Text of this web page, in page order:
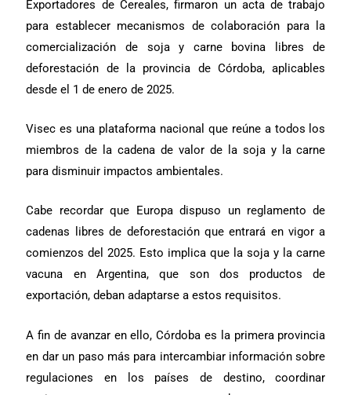
Exportadores de Cereales, firmaron un acta de trabajo
para establecer mecanismos de colaboración para la
comercialización de soja y carne bovina libres de
deforestación de la provincia de Córdoba, aplicables
desde el 1 de enero de 2025.
Visec es una plataforma nacional que reúne a todos los
miembros de la cadena de valor de la soja y la carne
para disminuir impactos ambientales.
Cabe recordar que Europa dispuso un reglamento de
cadenas libres de deforestación que entrará en vigor a
comienzos del 2025. Esto implica que la soja y la carne
vacuna en Argentina, que son dos productos de
exportación, deban adaptarse a estos requisitos.
A fin de avanzar en ello, Córdoba es la primera provincia
en dar un paso más para intercambiar información sobre
regulaciones en los países de destino, coordinar